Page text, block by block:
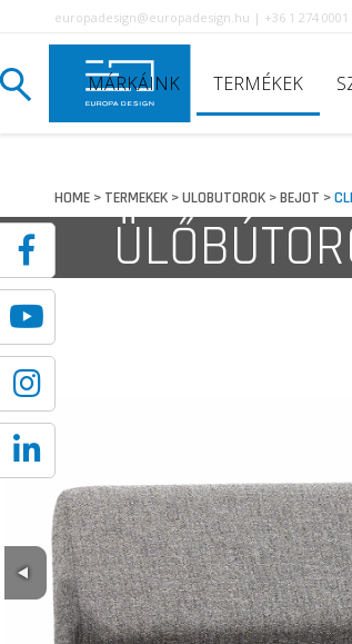
europadesign@europadesign.hu | +36 1 274 0001
MÁRKÁINK TERMÉKEK
HOME> TERMEKEK>ULOBUTOROK>BEJOT >